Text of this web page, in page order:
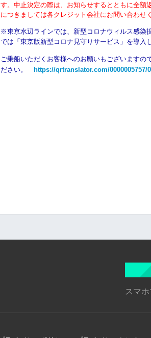
す。中止決定の際は、お知らせするとともに全額
につきましては各クレジット会社にお問い合わせ
※東京水辺ラインでは、新型コロナウィルス感染
では「東京版新型コロナ見守りサービス」を導入
ご乗船いただくお客様へのお願いもございますの
ださい。
https://qrtranslator.com/0000005757/
スマ